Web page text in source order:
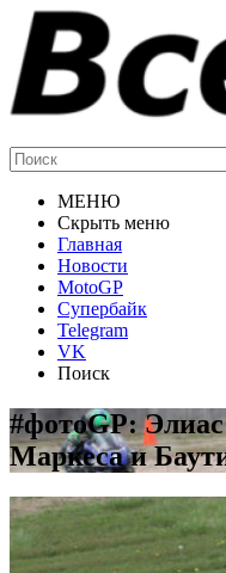
МЕНЮ
Скрыть меню
Главная
Новости
MotoGP
Супербайк
Telegram
VK
Поиск
#фотоGP:
Маркеса и